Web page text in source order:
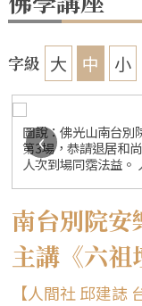
字級 大 中 小
圖說：佛光山南台別
第3場，恭請退居和
人次到場同霑法益。
‹
南台別院
主講《六祖
【人間社 邱建誌